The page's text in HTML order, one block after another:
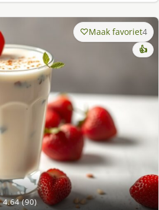
4.64 (90)
Maak favoriet4
👍